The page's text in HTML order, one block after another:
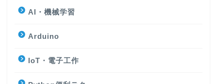
AI・機械学習
Arduino
IoT・電子工作